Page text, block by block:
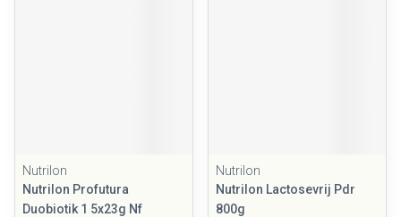
Nutrilon
Nutrilon Profutura
Duobiotik 1 5x23g Nf
Nutrilon
Nutrilon Lactosevrij Pdr
800g